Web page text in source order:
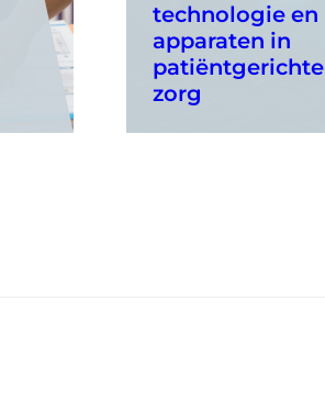
technologie en
apparaten in
patiëntgerichte
zorg